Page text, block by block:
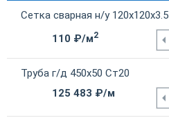
Сетка сварная н/у 120х120х3.5
110 ₽/м2
Труба г/д 450х50 Ст20
125 483 ₽/м